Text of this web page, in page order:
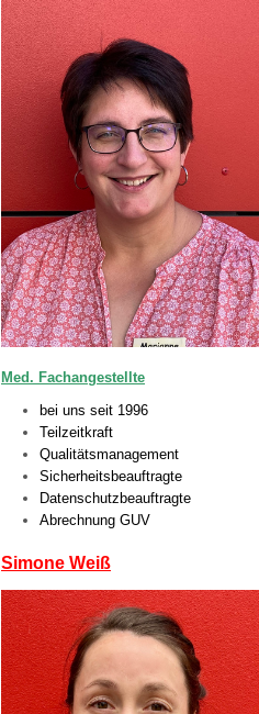
Med. Fachangestellte
bei uns seit 1996
Teilzeitkraft
Qualitätsmanagement
Sicherheitsbeauftragte
Datenschutzbeauftragte
Abrechnung GUV
Simone Weiß